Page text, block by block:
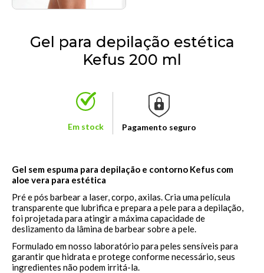
Gel para depilação estética
Kefus 200 ml
Em stock Pagamento seguro
Gel sem espuma para depilação e contorno Kefus com
aloe vera para estética
Pré e pós barbear a laser, corpo, axilas. Cria uma película
transparente que lubrifica e prepara a pele para a depilação,
foi projetada para atingir a máxima capacidade de
deslizamento da lâmina de barbear sobre a pele.
Formulado em nosso laboratório para peles sensíveis para
garantir que hidrata e protege conforme necessário, seus
ingredientes não podem irritá-la.